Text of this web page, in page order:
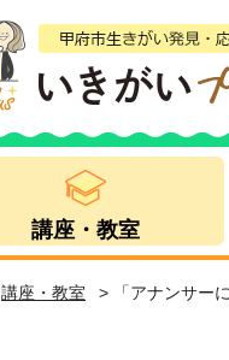
講座・教室
講座・教室 > 「アナンサー